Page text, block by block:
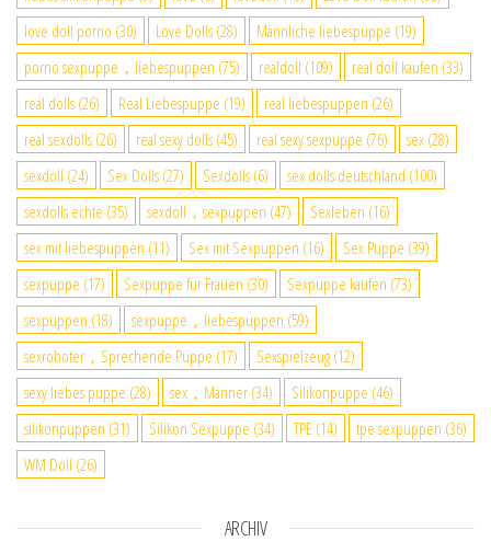
love doll porno (30) Love Dolls (28) Männliche liebespuppe (19)
porno sexpuppe，liebespuppen (75) realdoll (109) real doll kaufen (33)
real dolls (26) Real Liebespuppe (19) real liebespuppen (26)
real sexdolls (26) real sexy dolls (45) real sexy sexpuppe (76) sex (28)
sexdoll (24) Sex Dolls (27) Sexdolls (6) sex dolls deutschland (100)
sexdolls echte (35) sexdoll，sexpuppen (47) Sexleben (16)
sex mit liebespuppen (11) Sex mit Sexpuppen (16) Sex Puppe (39)
sexpuppe (17) Sexpuppe für Frauen (30) Sexpuppe kaufen (73)
sexpuppen (18) sexpuppe，liebespuppen (59)
sexroboter，Sprechende Puppe (17) Sexspielzeug (12)
sexy liebes puppe (28) sex，Männer (34) Silikonpuppe (46)
silikonpuppen (31) Silikon Sexpuppe (34) TPE (14) tpe sexpuppen (36)
WM Doll (26)
ARCHIV